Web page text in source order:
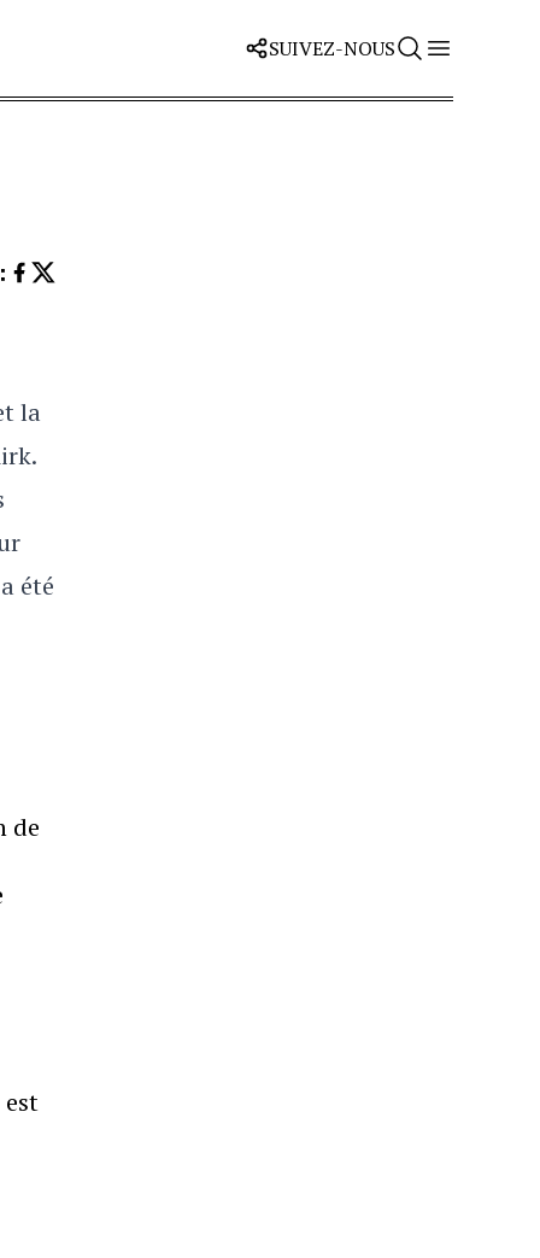
SUIVEZ-NOUS
:
la
été
de